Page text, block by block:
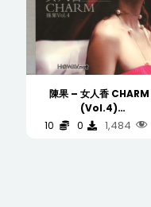
陳果 – 女人香 CHARM
(Vol.4)
(WAV/16/44.1/570MB)
10 0 1,484